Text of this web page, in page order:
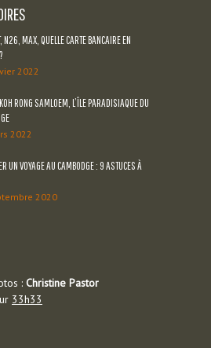
N26, MAX, QUELLE CARTE BANCAIRE EN
2022
RONG SAMLOEM, L’ÎLE PARADISIAQUE DU
2022
UN VOYAGE AU CAMBODGE : 9 ASTUCES À
2020
: Christine Pastor
33h33